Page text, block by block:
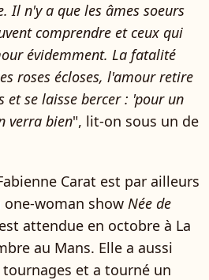
Il n'y a que les âmes soeurs
comprendre et ceux qui
évidemment. La fatalité
roses écloses, l'amour retire
et se laisse bercer : 'pour un
verra bien", lit-on sous un de
Carat est par ailleurs
woman show Née de
attendue en octobre à La
au Mans. Elle a aussi
et a tourné un